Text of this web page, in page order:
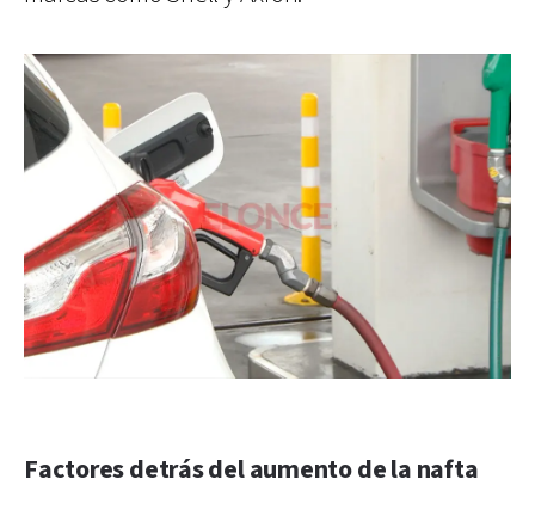
Factores detrás del aumento de la nafta